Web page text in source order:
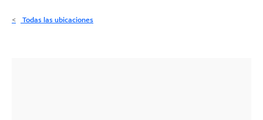
Todas las ubicaciones